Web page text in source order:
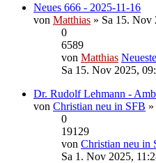
Neues 666 - 2025-11-16
von Matthias » Sa 15. Nov
0
6589
von Matthias
Sa 15. Nov 2025,
Dr. Rudolf Lehmann -
von Christian neu in SFB
0
19129
von Christian neu in
Sa 1. Nov 2025,